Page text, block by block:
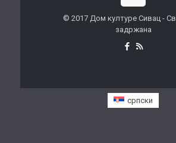
© 2017 Дом културе Сивац -
задржана
српски